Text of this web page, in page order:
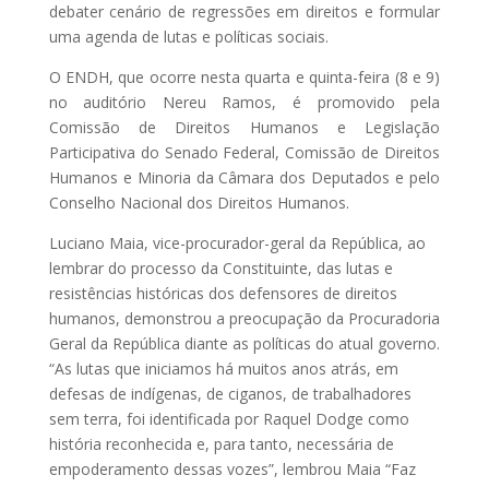
debater cenário de regressões em direitos e formular
uma agenda de lutas e políticas sociais.
O ENDH, que ocorre nesta quarta e quinta-feira (8 e 9)
no auditório Nereu Ramos, é promovido pela
Comissão de Direitos Humanos e Legislação
Participativa do Senado Federal, Comissão de Direitos
Humanos e Minoria da Câmara dos Deputados e pelo
Conselho Nacional dos Direitos Humanos.
Luciano Maia, vice-procurador-geral da República, ao
lembrar do processo da Constituinte, das lutas e
resistências históricas dos defensores de direitos
humanos, demonstrou a preocupação da Procuradoria
Geral da República diante as políticas do atual governo.
“As lutas que iniciamos há muitos anos atrás, em
defesas de indígenas, de ciganos, de trabalhadores
sem terra, foi identificada por Raquel Dodge como
história reconhecida e, para tanto, necessária de
empoderamento dessas vozes”, lembrou Maia “Faz